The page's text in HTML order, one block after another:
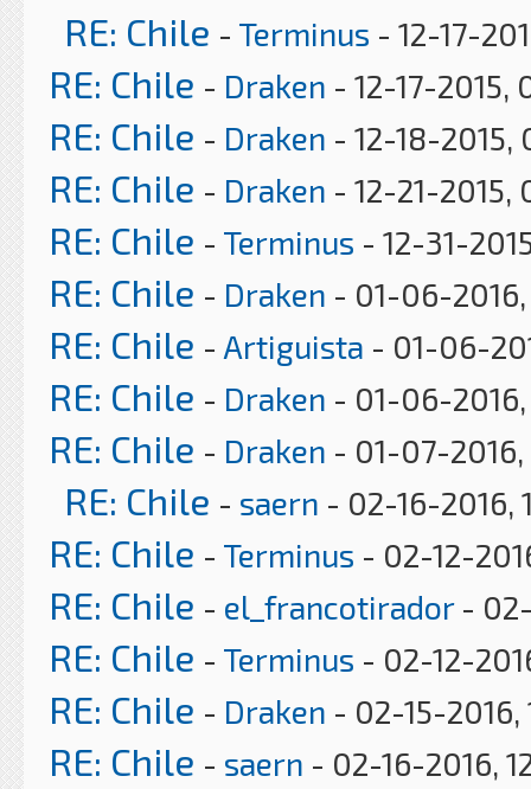
RE: Chile - Terminus - 12-17-
RE: Chile - Draken - 12-17-2015,
RE: Chile - Draken - 12-18-2015,
RE: Chile - Draken - 12-21-2015,
RE: Chile - Terminus - 12-31-
RE: Chile - Draken - 01-06-2016,
RE: Chile - Artiguista - 01-06-
RE: Chile - Draken - 01-06-
RE: Chile - Draken - 01-07-2016,
RE: Chile - saern - 02-16-2016,
RE: Chile - Terminus - 02-12-
RE: Chile - el_francotirador- 02-
RE: Chile - Terminus - 02-12-
RE: Chile - Draken - 02-15-2016,
RE: Chile - saern - 02-16-2016,